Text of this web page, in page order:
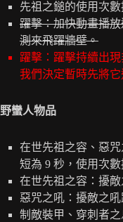
先祖之鎚的使用次
躍擊：加快動畫播
測來飛躍牆壁。
躍擊：躍擊持續出
我們決定暫時先將
野蠻人物品
在世先祖之容、惡
短為 9 秒，使用次數
在世先祖之容：擾敵
惡咒之吼：擾敵之吼
制敵裝甲、穿刺者